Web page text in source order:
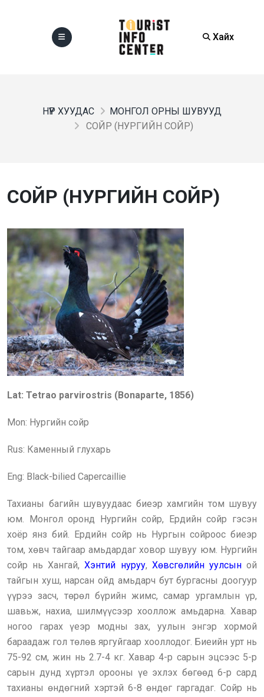
Хайх
НҮҮР ХУУДАС
МОНГОЛ ОРНЫ ШУВУУД
СОЙР (НУРГИЙН СОЙР)
СОЙР (НУРГИЙН СОЙР)
Lat: Tetrao parvirostris (Bonaparte, 1856)
Mon: Нургийн сойр
Rus: Каменный глухарь
Eng: Black-bilied Capercaillie
Тахианы багийн шувуудаас биеэр хамгийн том шувуу
юм. Монгол оронд Нургийн сойр, Ердийн сойр гэсэн
хоёр янз бий. Ердийн сойр нь Нургын сойроос биеэр
том, хөвч тайгаар амьдардаг ховор шувуу юм. Нургийн
сойр нь Хангай,Хэнтий нуруу, Хөвсгөлийн уулсыной
тайгын хуш, нарсан ойд амьдарч бут бургасны доогуур
үүрээ засч, төрөл бүрийн жимс, самар ургамлын үр,
шавьж, нахиа, шилмүүсээр хооллож амьдарна. Хавар
ногоо гарах үеэр модны зах, уулын энгэр хормой
бараадаж гол төлөв яргуйгаар хооллодог. Биеийн урт нь
75-92 см, жин нь 2.7-4 кг. Хавар 4-р сарын эцсээс 5-р
сарын дунд хүртэл орооны үе эхлэх бөгөөд 6-р сард
тахианы өндөгний хэртэй 6-8 өндөг гаргадаг. Сойр нь